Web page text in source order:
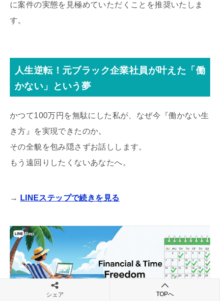
に案件の実態を見極めていただくことを推奨いたしま
す。
人生逆転！元ブラック企業社員が叶えた「働
かない」という夢
かつて100万円を無駄にした私が、なぜ今『働かない生
き方』を実現できたのか。
その全貌を包み隠さずお話しします。
もう遠回りしたくないあなたへ。
→ LINEステップで続きを見る
シェア TOPへ